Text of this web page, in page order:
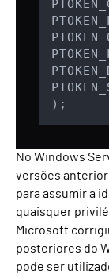
);
No Windows
versões
para assumir a
quaisquer
Microsoft
posteriores do
pode ser